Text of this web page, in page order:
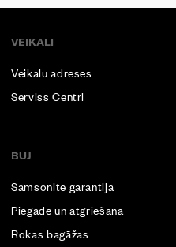
VEIKALI
Veikalu adreses
Serviss Centri
BUJ
Samsonite garantija
Piegāde un atgriešana
Rokas bagāžas